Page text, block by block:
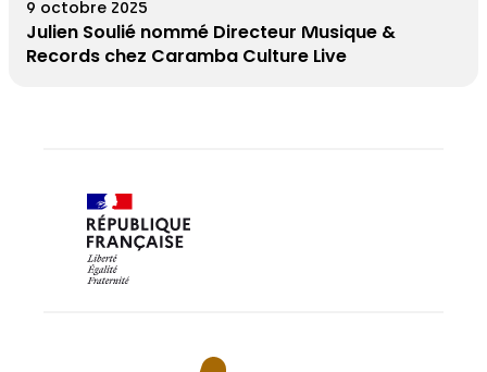
9 octobre 2025
Julien Soulié nommé Directeur Musique &
Records chez Caramba Culture Live